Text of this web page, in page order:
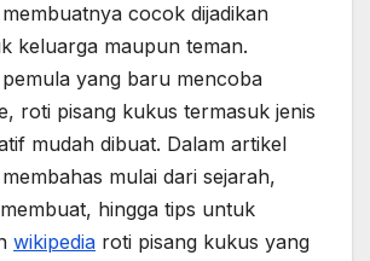
cocok dijadikan
keluarga maupun teman.
yang baru mencoba
roti pisang kukus termasuk jenis
mudah dibuat. Dalam artikel
mulai dari sejarah,
hingga tips untuk
wikipedia roti pisang kukus yang